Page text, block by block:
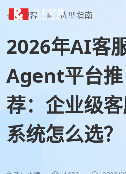
博客 选型指南
2026年AI客
Agent平台推
荐：企业级
系统怎么选？